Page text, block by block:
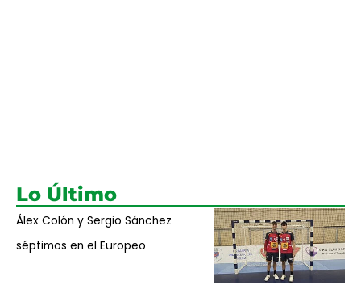
Lo Último
Álex Colón y Sergio Sánchez
séptimos en el Europeo